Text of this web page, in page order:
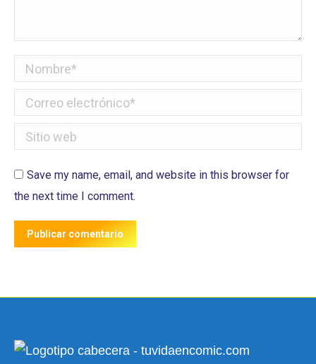
Nombre *
Correo electrónico *
Sitio web
Save my name, email, and website in this browser for
the next time I comment.
Publicar comentario